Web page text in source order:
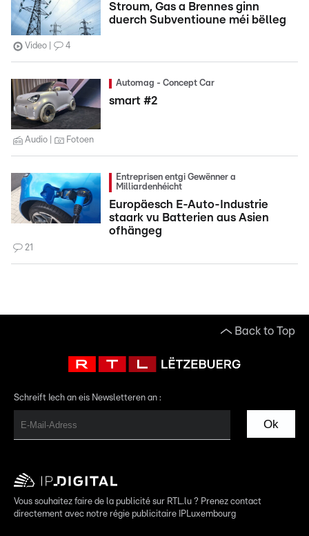
Stroum, Gas a Brennes ginn
duerch Subventioune méi bëlleg
Video 4
Automag - Concept Car
smart #2
Audio Fotoen
Entreprisen entgi Gewënner a
Milliardenhéicht
Europäesch E-Auto-Industrie
staark vu Batterien aus Asien
ofhängeg
21
Back to Top
Schreift Iech an eis Newsletteren an :
Ok
Vous souhaitez faire de la publicité sur RTL.lu ? Prenez contact
directement avec notre régie publicitaire IPLuxembourg